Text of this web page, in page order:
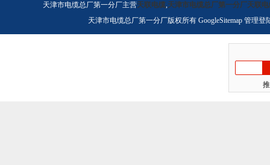
天津市电缆总厂第一分厂主营天联电缆,天津市电缆总厂第一分厂天联电
天津市电缆总厂第一分厂版权所有 GoogleSitemap 管理登